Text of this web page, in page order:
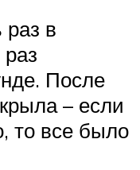
раз в
После
– если
то все было